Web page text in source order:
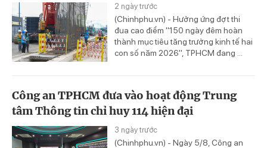
2 ngày trước
(Chinhphu.vn) - Hưởng ứng đợt thi
đua cao điểm "150 ngày đêm hoàn
thành mục tiêu tăng trưởng kinh tế hai
con số năm 2026", TPHCM đang ...
Công an TPHCM đưa vào hoạt động Trung
tâm Thông tin chỉ huy 114 hiện đại
3 ngày trước
(Chinhphu.vn) - Ngày 5/8, Công an